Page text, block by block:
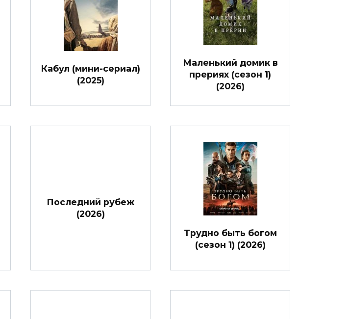
Кабул (мини-сериал)
(2025)
Маленький домик в
прериях (сезон 1)
(2026)
Последний рубеж
(2026)
Трудно быть богом
(сезон 1) (2026)